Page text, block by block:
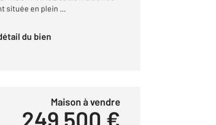
située en plein ...
du bien
Maison à vendre
249 500 €